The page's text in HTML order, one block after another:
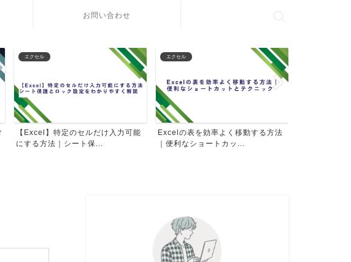
お問い合わせ
エクセル
Excelの表を効率よく移動する方法
｜便利なショートカッ...
パソコン操作
パソコンのDPI設定方法｜文字やア
イコンを見やすく調整す...